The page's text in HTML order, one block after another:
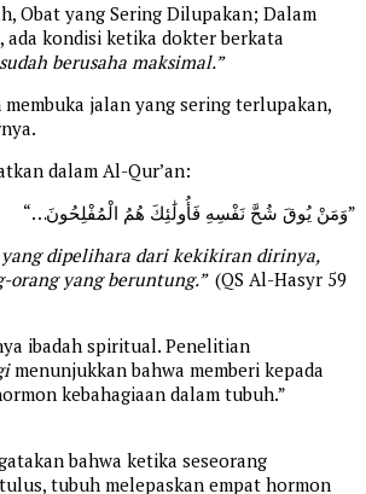
Obat yang Sering Dilupakan; Dalam
ada kondisi ketika dokter berkata
berusaha maksimal.”
jalan yang sering terlupakan,
dalam Al-Qur’an:
“…وَمَنْ يُوقَ شُحَّ نَفْسِهِ فَأُولَٰئِكَ هُمُ الْمُفْلِحُونَ”
yang dipelihara dari kekikiran dirinya,
orang yang beruntung.” (QS Al-Hasyr 59
ibadah spiritual. Penelitian
menunjukkan bahwa memberi kepada
kebahagiaan dalam tubuh.”
bahwa ketika seseorang
tubuh melepaskan empat hormon